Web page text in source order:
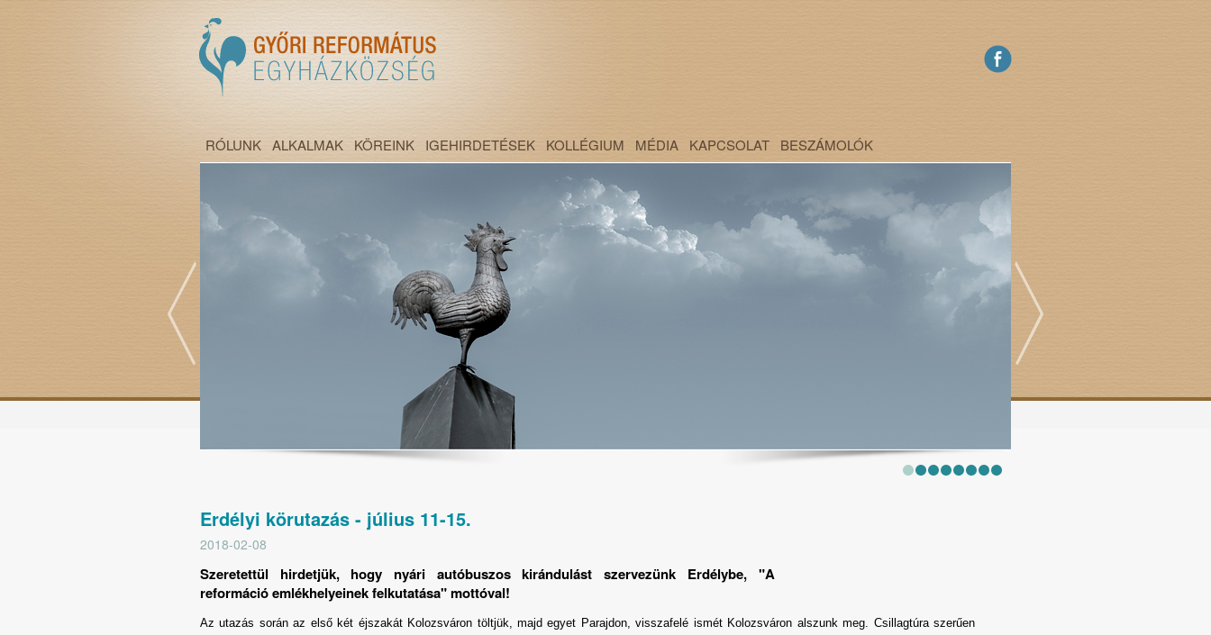
RÓLUNK ALKALMAK KÖREINK IGEHIRDETÉSEK KOLLÉGIUM MÉDIA KAPCSOLAT
BESZÁMOLÓK
Erdélyi körutazás - július 11-15.
2018-02-08
Szeretettül hirdetjük, hogy nyári autóbuszos kirándulást szervezünk Erdélybe, "A
reformáció emlékhelyeinek felkutatása" mottóval!
Az utazás során az első két éjszakát Kolozsváron töltjük, majd egyet Parajdon, visszafelé ismét Kolozsváron alszunk meg. Csillagtúra szerűen